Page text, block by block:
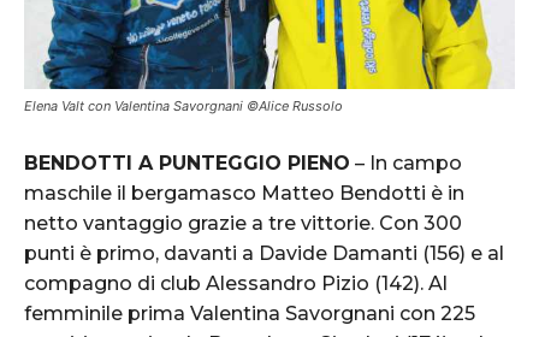
Elena Valt con Valentina Savorgnani ©Alice Russolo
BENDOTTI A PUNTEGGIO PIENO – In campo
maschile il bergamasco Matteo Bendotti è in
netto vantaggio grazie a tre vittorie. Con 300
punti è primo, davanti a Davide Damanti (156) e al
compagno di club Alessandro Pizio (142). Al
femminile prima Valentina Savorgnani con 225